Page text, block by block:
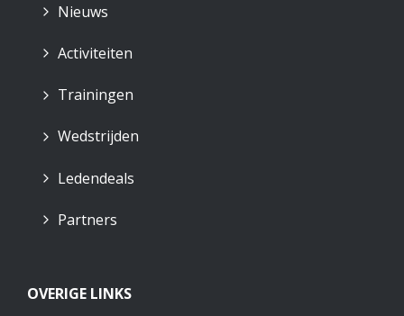
Nieuws
Activiteiten
Trainingen
Wedstrijden
Ledendeals
Partners
OVERIGE LINKS